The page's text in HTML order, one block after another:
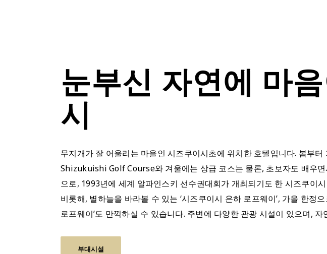
눈부신 자연에 마
시
무지개가 잘 어울리는 마을인 시즈쿠이시초에 위치한 호텔입니다. 봄부
Shizukuishi Golf Course와 겨울에는 상급 코스는 물론, 초보자도 배우
으로, 1993년에 세계 알파인스키 선수권대회가 개최되기도 한 시즈쿠이
비롯해, 별하늘을 바라볼 수 있는 ‘시즈쿠이시 은하 로프웨이’, 가을 한정
로프웨이’도 만끽하실 수 있습니다. 주변에 다양한 관광 시설이 있으며,
부대시설